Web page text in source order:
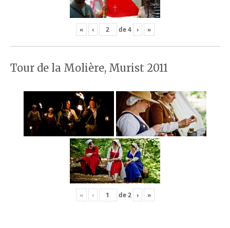
« ‹ de4 › »
Tour de la Molière, Murist 2011
« ‹ de2 › »